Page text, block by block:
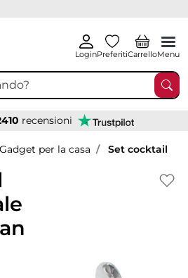
LoginPreferitiCarrelloMenu
recensioni
Gadget per la casa Set cocktail